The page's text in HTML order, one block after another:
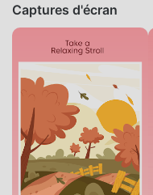
Captures d'écran